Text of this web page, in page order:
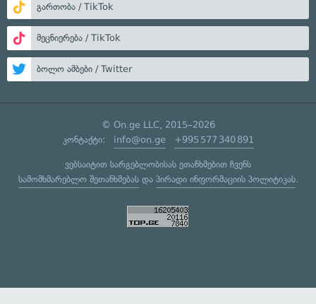
გართობა / TikTok
მეცნიერება / TikTok
ბოლო ამბები / Twitter
© On.ge LLC, 2015–2026
კონტაქტი: info@on.ge +995 577 340 891
ვებსაიტით სარგებლობისას ეთანხმებით ჩვენს
სამომხმარებლო შეთანხმებასდა პირადი ინფორმაციის პოლიტიკას.